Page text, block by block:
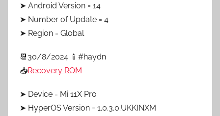
➤ Android Version = 14
➤ Number of Update = 4
➤ Region = Global
📆30/8/2024 📱#haydn
📥Recovery ROM
➤ Device = Mi 11X Pro
➤ HyperOS Version = 1.0.3.0.UKKINXM